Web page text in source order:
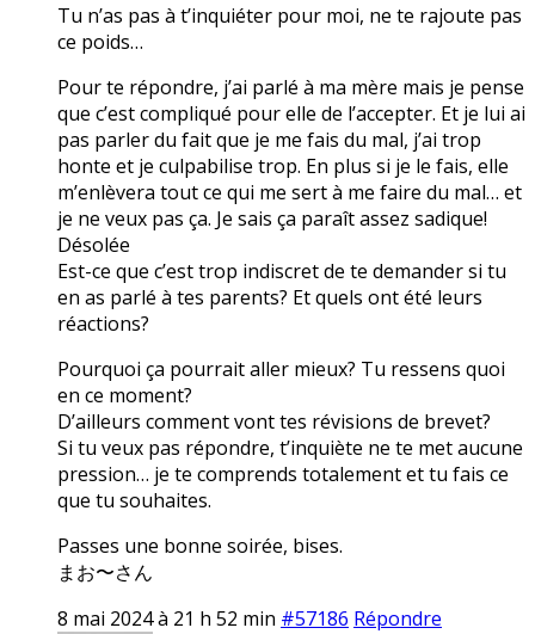
Tu n’as pas à t’inquiéter pour moi, ne te rajoute pas
ce poids…
Pour te répondre, j’ai parlé à ma mère mais je pense
que c’est compliqué pour elle de l’accepter. Et je lui ai
pas parler du fait que je me fais du mal, j’ai trop
honte et je culpabilise trop. En plus si je le fais, elle
m’enlèvera tout ce qui me sert à me faire du mal… et
je ne veux pas ça. Je sais ça paraît assez sadique!
Désolée
Est-ce que c’est trop indiscret de te demander si tu
en as parlé à tes parents? Et quels ont été leurs
réactions?
Pourquoi ça pourrait aller mieux? Tu ressens quoi
en ce moment?
D’ailleurs comment vont tes révisions de brevet?
Si tu veux pas répondre, t’inquiète ne te met aucune
pression… je te comprends totalement et tu fais ce
que tu souhaites.
Passes une bonne soirée, bises.
まお〜さん
8 mai 2024 à 21 h 52 min #57186 Répondre